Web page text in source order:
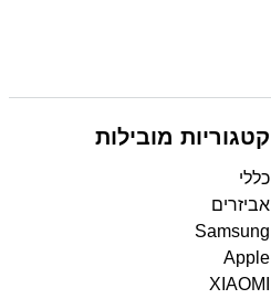
קטגוריות מובילות
כללי
אביזרים
Samsung
Apple
XIAOMI